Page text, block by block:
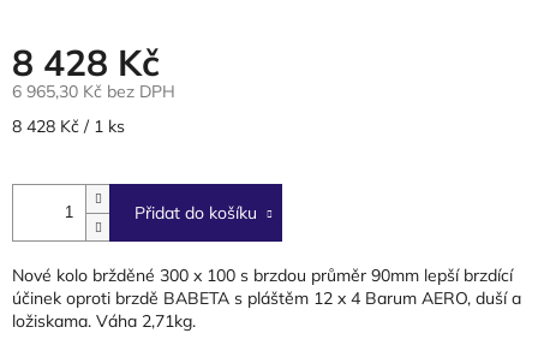
8 428 Kč
6 965,30 Kč bez DPH
Měrná
8 428 Kč / 1 ks
Přidat do košíku
Nové kolo bržděné 300 x 100 s brzdou průměr 90mm lepší brzdící
účinek oproti brzdě BABETA s pláštěm 12 x 4 Barum AERO, duší a
ložiskama. Váha 2,71kg.